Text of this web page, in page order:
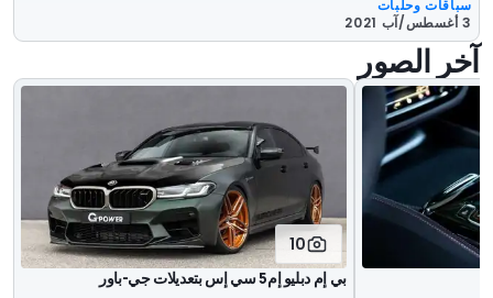
سباقات وحلبات
3 أغسطس/آب 2021
آخر الصور
10
بي إم دبليو إم5 سي إس بتعديلات جي-باور